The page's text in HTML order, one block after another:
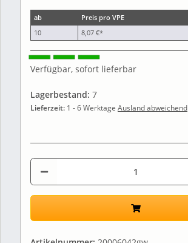
ab
Preis pro VPE
10
8,07 €*
Verfügbar, sofort lieferbar
Lagerbestand: 7
Lieferzeit: 1 - 6 Werktage Ausland abweichend